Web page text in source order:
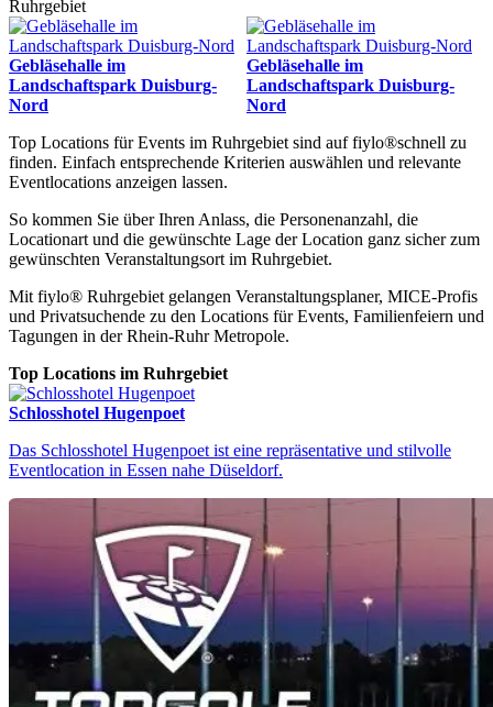
Ruhrgebiet
Locations Ruhrgebiet
Finden Sie Ihre perfekte Eventlocation im Ruhrgebiet
Gebläsehalle im
Landschaftspark Duisburg-
Nord
Gebläsehalle im
Landschaftspark Duisburg-
Nord
Top Locations für Events im Ruhrgebiet sind auf fiylo®schnell zu
finden. Einfach entsprechende Kriterien auswählen und relevante
Eventlocations anzeigen lassen.
So kommen Sie über Ihren Anlass, die Personenanzahl, die
Locationart und die gewünschte Lage der Location ganz sicher zum
gewünschten Veranstaltungsort im Ruhrgebiet.
Mit fiylo® Ruhrgebiet gelangen Veranstaltungsplaner, MICE-Profis
und Privatsuchende zu den Locations für Events, Familienfeiern und
Tagungen in der Rhein-Ruhr Metropole.
Top Locations im Ruhrgebiet
Schlosshotel Hugenpoet
Das Schlosshotel Hugenpoet ist eine repräsentative und stilvolle
Eventlocation in Essen nahe Düseldorf.